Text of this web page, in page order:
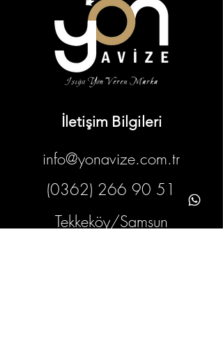
İletişim Bilgileri
info@yonavize.com.tr
(0362) 266 90 51
Tekkeköy/Samsun